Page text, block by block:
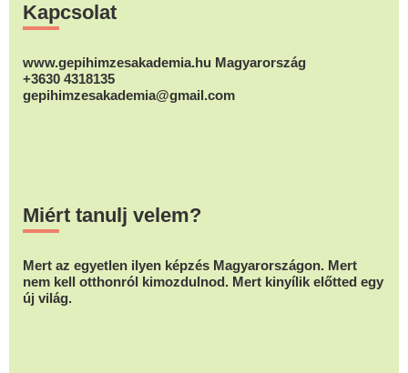
Kapcsolat
www.gepihimzesakademia.hu Magyarország
+3630 4318135
gepihimzesakademia@gmail.com
Miért tanulj velem?
Mert az egyetlen ilyen képzés Magyarországon. Mert
nem kell otthonról kimozdulnod. Mert kinyílik előtted egy
új világ.